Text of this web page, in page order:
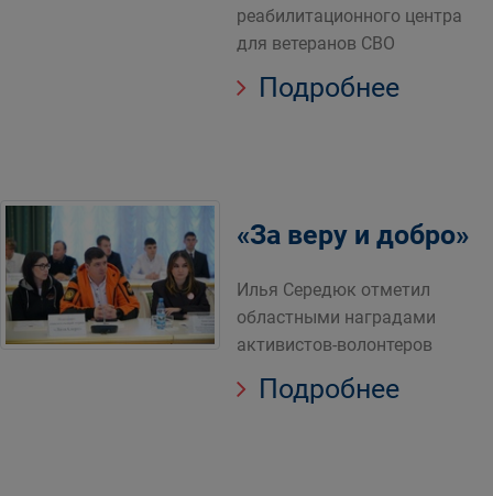
реабилитационного центра
для ветеранов СВО
Подробнее
«За веру и добро»
Илья Середюк отметил
областными наградами
активистов-волонтеров
Подробнее